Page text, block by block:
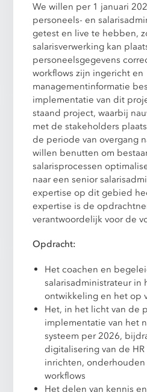
We willen per 1 januari
personeels- en
getest en live te hebben,
salarisverwerking kan
personeelsgegevens
workflows zijn ingericht en
managementinformatie
implementatie van dit
staand project, waarbij
met de stakeholders
de periode van overgang
willen benutten om
salarisprocessen
naar een senior
expertise op dit gebied
expertise is de
verantwoordelijk voor de
Opdracht:
Het coachen en
salarisadministrateur in
ontwikkeling en het op
Het, in het licht van de
implementatie van het
systeem per 2026,
digitalisering van de
inrichten,
workflows
Het delen van kennis